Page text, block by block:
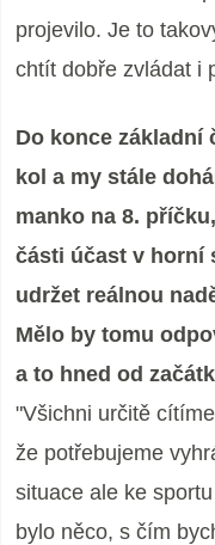
projevilo. Je to
chtít dobře zvládat i
Do konce základní
kol a my stále
manko na 8.
části účast v horní
udržet reálnou
Mělo by tomu
a to hned od
"Všichni určitě
že potřebujeme
situace ale ke
bylo něco, s čím